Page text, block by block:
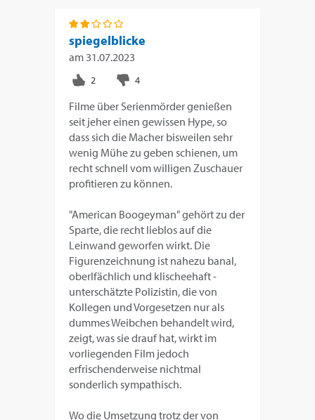
spiegelblicke
am 31.07.2023
Filme über Serienmörder genießen
seit jeher einen gewissen Hype, so
dass sich die Macher bisweilen sehr
wenig Mühe zu geben schienen, um
recht schnell vom willigen Zuschauer
profitieren zu können.
"American Boogeyman" gehört zu der
Sparte, die recht lieblos auf die
Leinwand geworfen wirkt. Die
Figurenzeichnung ist nahezu banal,
oberlfächlich und klischeehaft -
unterschätzte Polizistin, die von
Kollegen und Vorgesetzen nur als
dummes Weibchen behandelt wird,
zeigt, was sie drauf hat, wirkt im
vorliegenden Film jedoch
erfrischenderweise nichtmal
sonderlich sympathisch.
Wo die Umsetzung trotz der von